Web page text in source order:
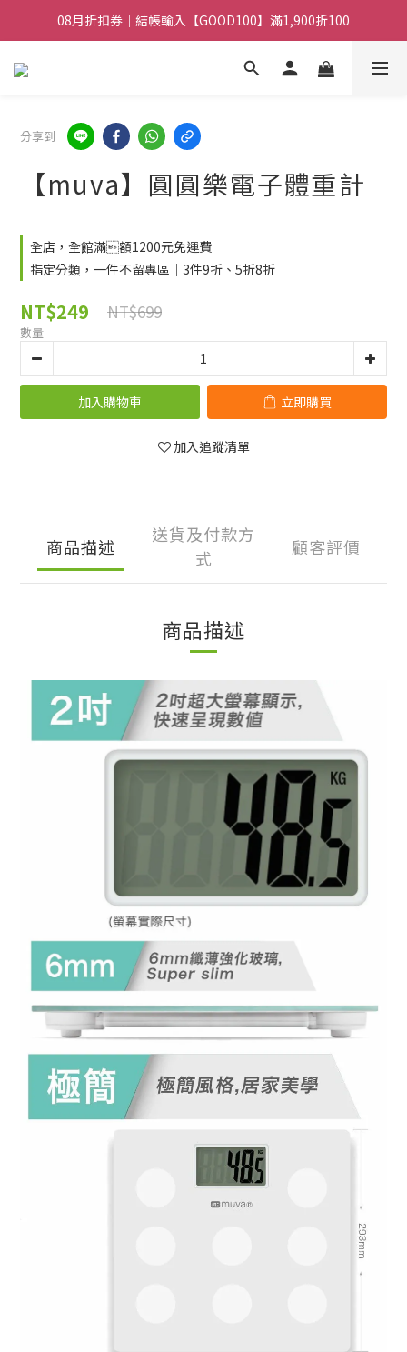
08月折扣券｜結帳輸入【GOOD100】滿1,900折100
08月折扣券｜結帳輸入【GOOD100】滿1,900折100
08月折扣券｜結帳輸入【GOOD250】滿2,500折200
分享到
【muva】圓圓樂電子體重計
全店，全館滿額1200元免運費
指定分類，一件不留專區｜3件9折、5折8折
NT$249 NT$699
數量
加入購物車 立即購買
加入追蹤清單
商品描述
送貨及付款方
式
顧客評價
商品描述